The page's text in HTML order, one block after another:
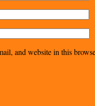
and website in this